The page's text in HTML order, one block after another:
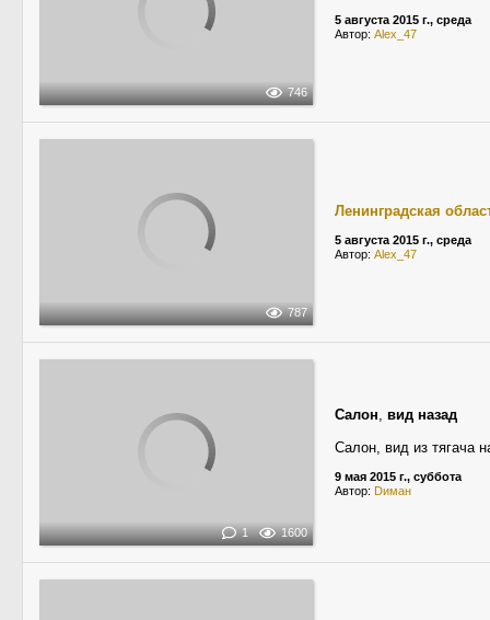
746
5 августа 2015 г., среда
Автор: Alex_47
787
Ленинградская
5 августа 2015 г., среда
Автор: Alex_47
1 1600
Салон, вид назад
Салон, вид из тягача
9 мая 2015 г., суббота
Автор: Dиман